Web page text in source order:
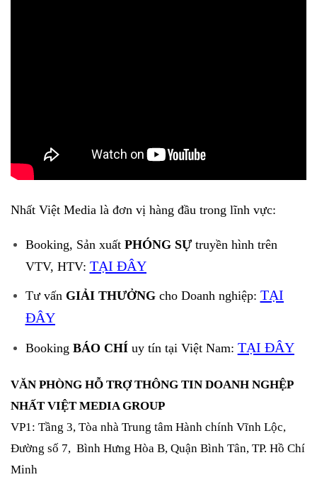
Nhất Việt Media là đơn vị hàng đầu trong lĩnh vực:
Booking, Sản xuất PHÓNG SỰtruyền hình trên
VTV, HTV: TẠI ĐÂY
Tư vấn GIẢI THƯỞNGcho Doanh nghiệp: TẠI
ĐÂY
Booking BÁO CHÍuy tín tại Việt Nam: TẠI ĐÂY
VĂN PHÒNG HỖ TRỢ THÔNG TIN DOANH NGHỆP
NHẤT VIỆT MEDIA GROUP
VP1: Tầng 3, Tòa nhà Trung tâm Hành chính Vĩnh Lộc,
Đường số 7, Bình Hưng Hòa B, Quận Bình Tân, TP. Hồ Chí
Minh